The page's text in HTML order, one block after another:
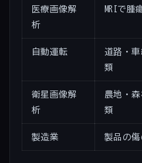
医療画像解
析
MRIで腫
自動運転
道路・
類
衛星画像解
析
農地・
類
製造業 製品の